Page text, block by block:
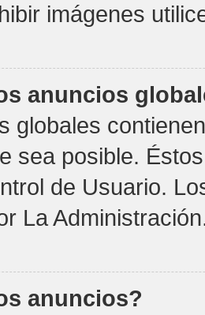
imágenes
anuncios
globales
sea posible.
de Usuario.
La
anuncios?